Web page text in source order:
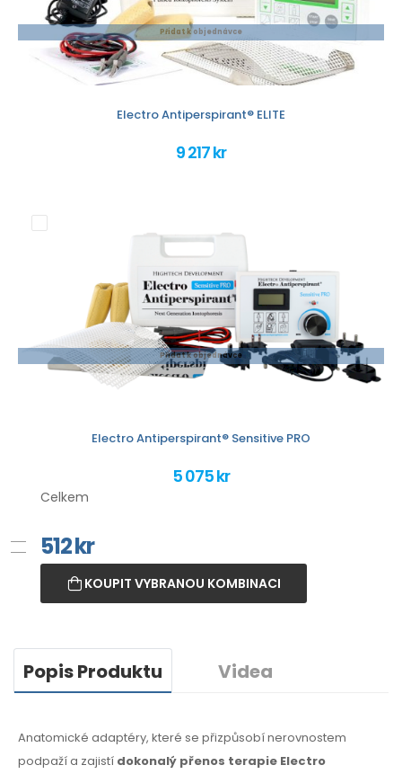
Přidat k objednávce
Electro Antiperspirant® ELITE
9 217 kr
Přidat k objednávce
Electro Antiperspirant® Sensitive PRO
5 075 kr
Celkem
512kr
KOUPIT VYBRANOU KOMBINACI
Popis Produktu Videa
Anatomické adaptéry, které se přizpůsobí nerovnostem
podpažía zajistí dokonalý přenos terapie Electro